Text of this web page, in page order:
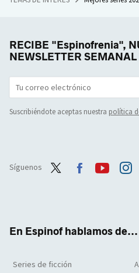
RECIBE "Espinofrenia",
NEWSLETTER SEMANAL
Suscribiéndote aceptas nuestra política
Síguenos
En Espinof hablamos de...
Series de ficción